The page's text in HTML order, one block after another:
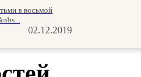
в восьмой
02.12.2019